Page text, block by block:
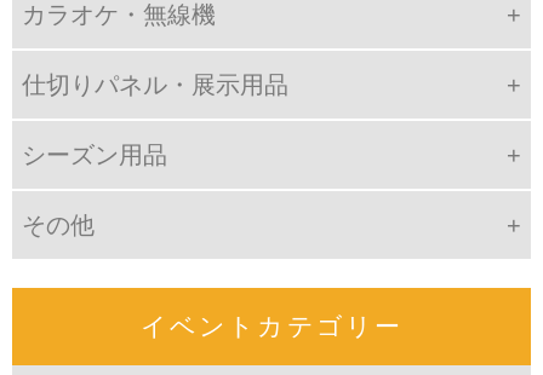
カラオケ・無線機
仕切りパネル・展示用品
シーズン用品
その他
イベントカテゴリー